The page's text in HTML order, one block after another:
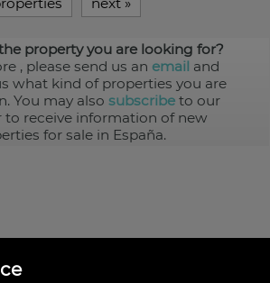
property you are looking for?
, please send us an email and
what kind of properties you are
You may also subscribeto our
to receive information of new
for sale in España.